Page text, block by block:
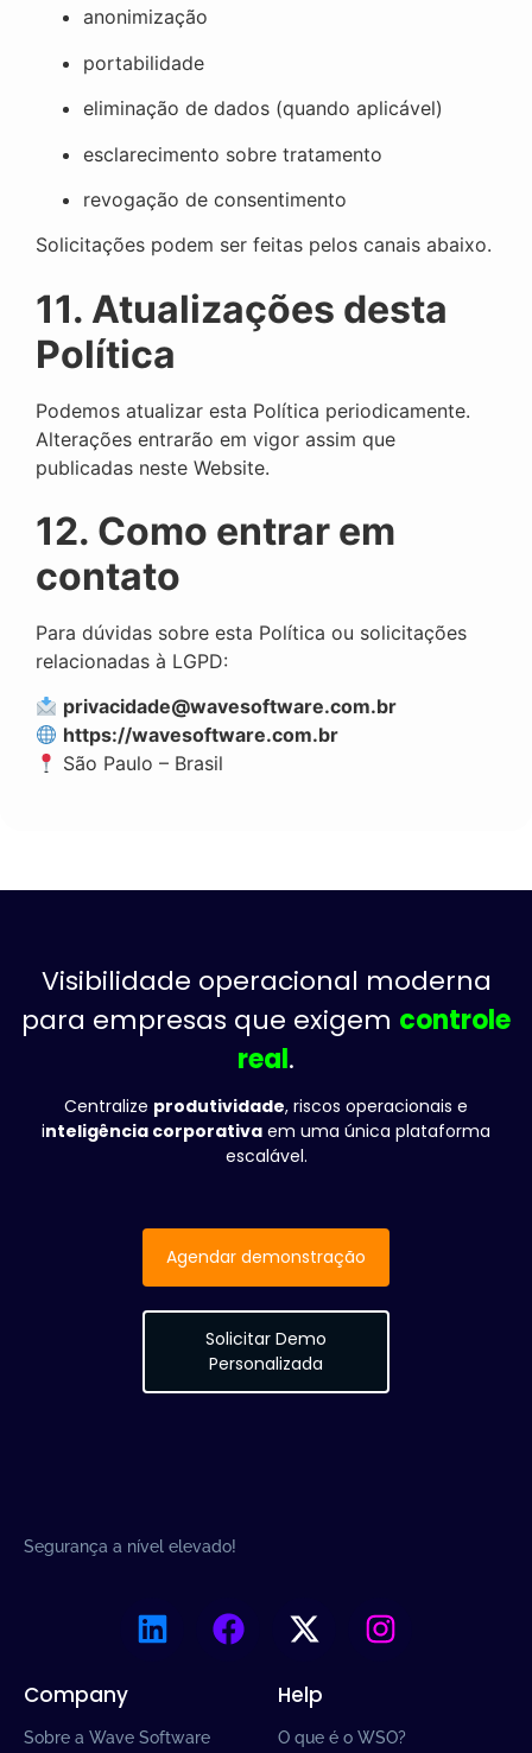
anonimização
portabilidade
eliminação de dados (quando aplicável)
esclarecimento sobre tratamento
revogação de consentimento
Solicitações podem ser feitas pelos canais abaixo.
11. Atualizações desta
Política
Podemos atualizar esta Política periodicamente.
Alterações entrarão em vigor assim que
publicadas neste Website.
12. Como entrar em
contato
Para dúvidas sobre esta Política ou solicitações
relacionadas à LGPD:
privacidade@wavesoftware.com.br
https://wavesoftware.com.br
São Paulo – Brasil
Visibilidade operacional moderna
para empresas que exigem controle
real.
Centralize produtividade, riscos operacionais e
inteligência corporativa em uma única plataforma
escalável.
Agendar demonstração
Solicitar Demo
Personalizada
Segurança a nível elevado!
Company
Sobre a Wave Software
Help
O que é o WSO?